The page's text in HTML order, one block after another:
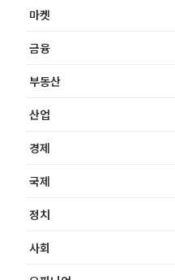
마켓
금융
부동산
산업
경제
국제
정치
사회